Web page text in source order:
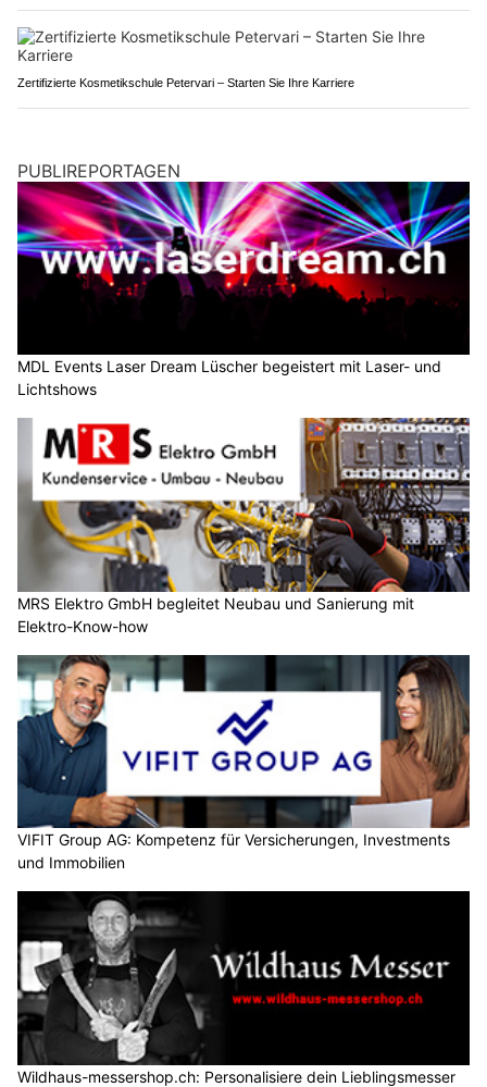
Zertifizierte Kosmetikschule Petervari – Starten Sie Ihre Karriere
PUBLIREPORTAGEN
MDL Events Laser Dream Lüscher begeistert mit Laser- und
Lichtshows
MRS Elektro GmbH begleitet Neubau und Sanierung mit
Elektro-Know-how
VIFIT Group AG: Kompetenz für Versicherungen, Investments
und Immobilien
Wildhaus-messershop.ch: Personalisiere dein Lieblingsmesser